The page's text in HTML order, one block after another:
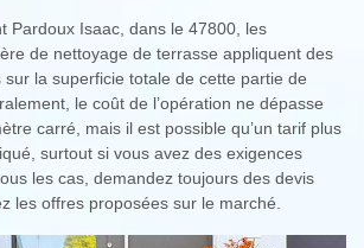
Pardoux Isaac, dans le 47800, les
de nettoyage de terrasse appliquent des
la superficie totale de cette partie de
le coût de l’opération ne dépasse
carré, mais il est possible qu’un tarif plus
surtout si vous avez des exigences
les cas, demandez toujours des devis
les offres proposées sur le marché.